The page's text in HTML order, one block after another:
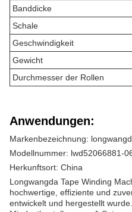
Banddicke
Schale
Geschwindigkeit
Gewicht
Durchmesser der Rollen
Anwendungen:
Markenbezeichnung:
Modellnummer: lwd52066881-
Herkunftsort: China
Longwangda Tape Winding
hochwertige, effiziente und
entwickelt und hergestellt wurde.